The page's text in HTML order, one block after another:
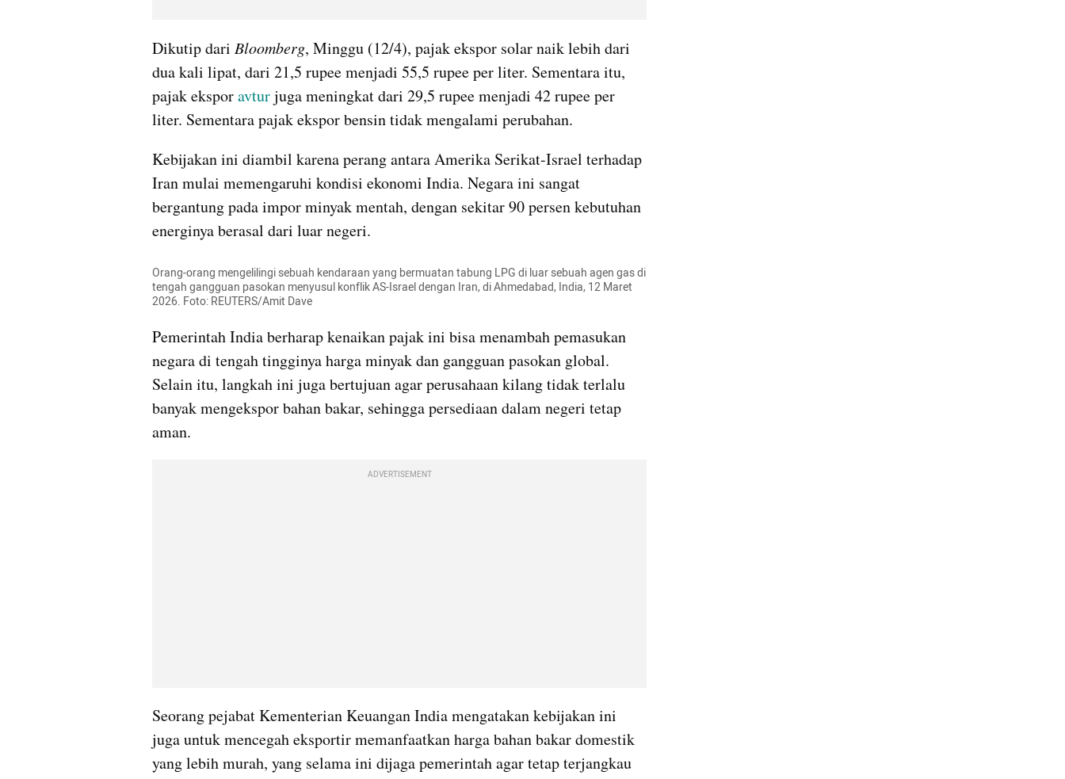
Dikutip dari Bloomberg, Minggu (12/4), pajak ekspor solar naik lebih dari
dua kali lipat, dari 21,5 rupee menjadi 55,5 rupee per liter. Sementara itu,
pajak ekspor avtur juga meningkat dari 29,5 rupee menjadi 42 rupee per
liter. Sementara pajak ekspor bensin tidak mengalami perubahan.
Kebijakan ini diambil karena perang antara Amerika Serikat-Israel terhadap
Iran mulai memengaruhi kondisi ekonomi India. Negara ini sangat
bergantung pada impor minyak mentah, dengan sekitar 90 persen kebutuhan
energinya berasal dari luar negeri.
Orang-orang mengelilingi sebuah kendaraan yang bermuatan tabung LPG di luar sebuah agen gas di
tengah gangguan pasokan menyusul konflik AS-Israel dengan Iran, di Ahmedabad, India, 12 Maret
2026. Foto: REUTERS/Amit Dave
Pemerintah India berharap kenaikan pajak ini bisa menambah pemasukan
negara di tengah tingginya harga minyak dan gangguan pasokan global.
Selain itu, langkah ini juga bertujuan agar perusahaan kilang tidak terlalu
banyak mengekspor bahan bakar, sehingga persediaan dalam negeri tetap
aman.
ADVERTISEMENT
Seorang pejabat Kementerian Keuangan India mengatakan kebijakan ini
juga untuk mencegah eksportir memanfaatkan harga bahan bakar domestik
yang lebih murah, yang selama ini dijaga pemerintah agar tetap terjangkau